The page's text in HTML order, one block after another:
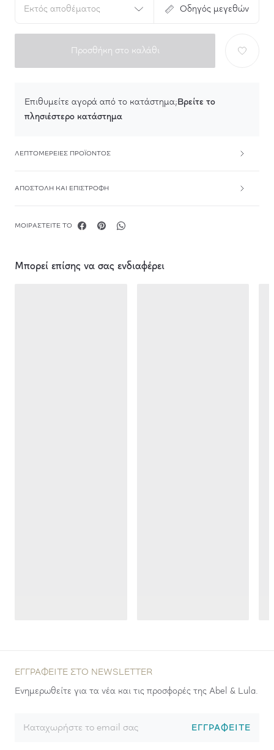
Εκτός αποθέματος Οδηγός μεγεθών
Προσθήκη στο καλάθι
Επιθυμείτε αγορά από το κατάστημα;Βρείτε το
πλησιέστερο κατάστημα
ΛΕΠΤΟΜΈΡΕΙΕΣ ΠΡΟΪΌΝΤΟΣ
ΑΠΟΣΤΟΛΉ ΚΑΙ ΕΠΙΣΤΡΟΦΉ
ΜΟΙΡΑΣΤΕΊΤΕ ΤΟ
Μπορεί επίσης να σας ενδιαφέρει
ΕΓΓΡΑΦΕΊΤΕ ΣΤΟ NEWSLETTER
Ενημερωθείτε για τα νέα και τις προσφορές της Abel & Lula.
ΕΓΓΡΑΦΕΊΤΕ